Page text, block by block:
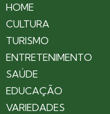
HOME
CULTURA
TURISMO
ENTRETENIMENTO
SAÚDE
EDUCAÇÃO
VARIEDADES